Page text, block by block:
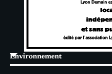
Environnement